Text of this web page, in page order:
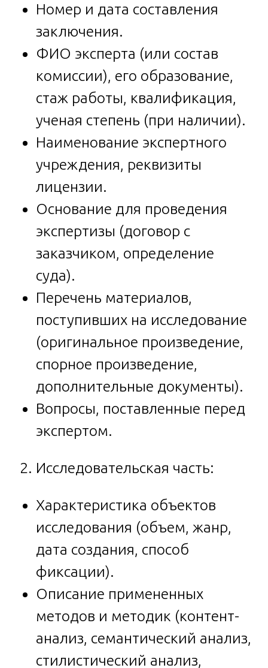
Номер и дата составления
заключения.
ФИО эксперта (или состав
комиссии), его образование,
стаж работы, квалификация,
ученая степень (при наличии).
Наименование экспертного
учреждения, реквизиты
лицензии.
Основание для проведения
экспертизы (договор с
заказчиком, определение
суда).
Перечень материалов,
поступивших на исследование
(оригинальное произведение,
спорное произведение,
дополнительные документы).
Вопросы, поставленные перед
экспертом.
Исследовательская часть:
Характеристика объектов
исследования (объем, жанр,
дата создания, способ
фиксации).
Описание примененных
методов и методик (контент-
анализ, семантический анализ,
стилистический анализ,